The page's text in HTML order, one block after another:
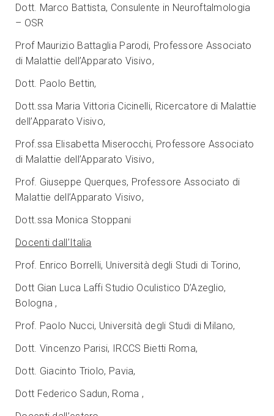
Dott. Marco Battista, Consulente in Neuroftalmologia
– OSR
Prof Maurizio Battaglia Parodi, Professore Associato
di Malattie dell’Apparato Visivo,
Dott. Paolo Bettin,
Dott.ssa Maria Vittoria Cicinelli, Ricercatore di Malattie
dell’Apparato Visivo,
Prof.ssa Elisabetta Miserocchi, Professore Associato
di Malattie dell’Apparato Visivo,
Prof. Giuseppe Querques, Professore Associato di
Malattie dell’Apparato Visivo,
Dott.ssa Monica Stoppani
Docenti dall’Italia
Prof. Enrico Borrelli, Università degli Studi di Torino,
Dott Gian Luca Laffi Studio Oculistico D’Azeglio,
Bologna ,
Prof. Paolo Nucci, Università degli Studi di Milano,
Dott. Vincenzo Parisi, IRCCS Bietti Roma,
Dott. Giacinto Triolo, Pavia,
Dott Federico Sadun, Roma ,